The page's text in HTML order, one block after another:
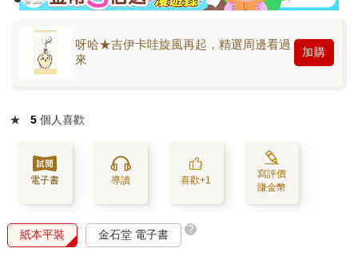
呀哈★吉伊卡哇旋風再起，精選周邊看過
來
加購
★ 5 個人喜歡
電子書 導讀 喜歡+1
寫評價
賺金幣
紙本平裝 金石堂 電子書 ?